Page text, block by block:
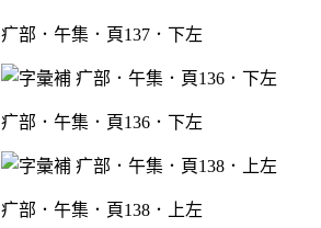
疒部．午集．頁137．下左
疒部．午集．頁136．下左
疒部．午集．頁138．上左